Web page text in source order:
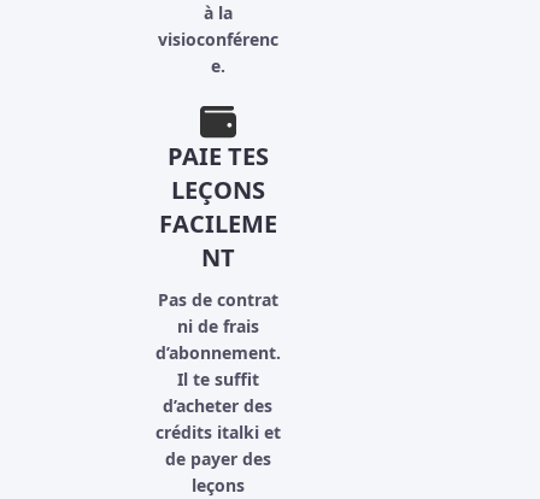
à la
visioconférenc
e.
PAIE TES
LEÇONS
FACILEME
NT
Pas de contrat
ni de frais
d’abonnement.
Il te suffit
d’acheter des
crédits italki et
de payer des
leçons